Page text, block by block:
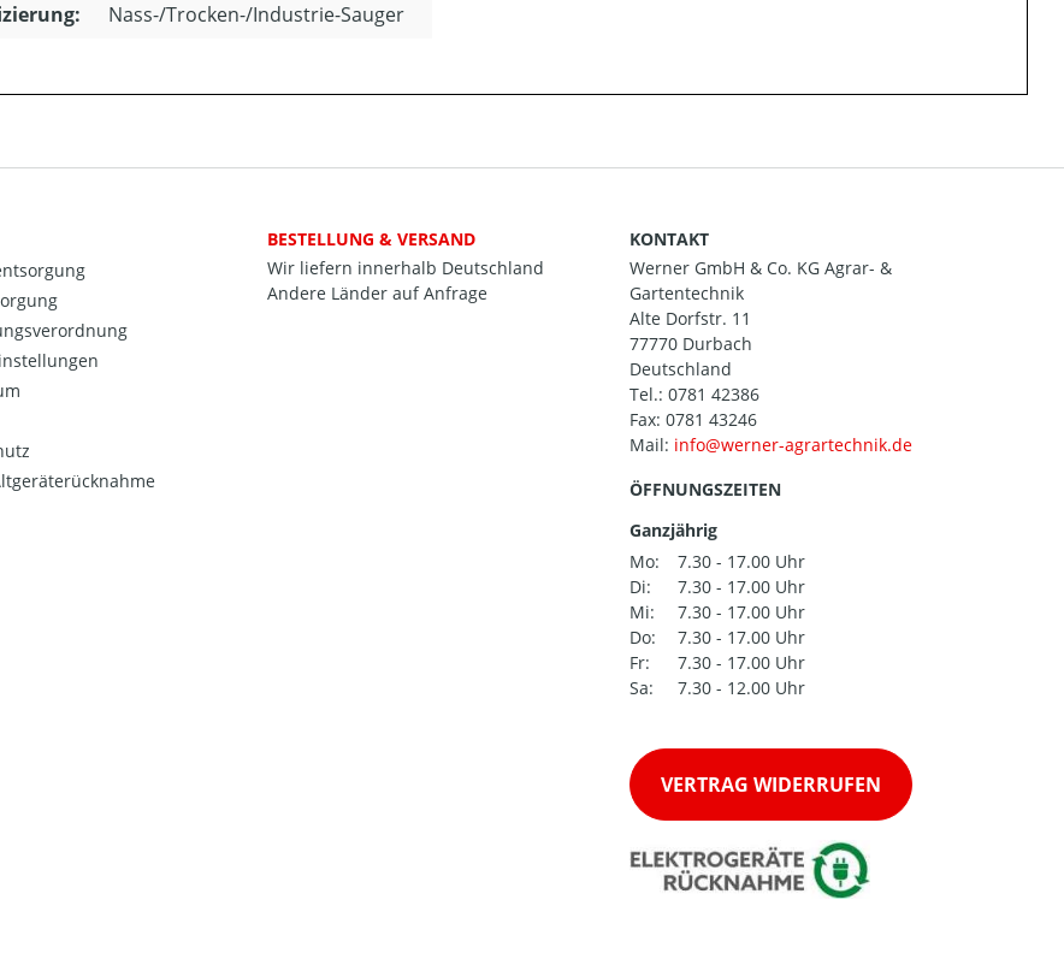
Nass-/Trocken-/Industrie-Sauger
BESTELLUNG & VERSAND
Wir liefern innerhalb Deutschland
Andere Länder auf Anfrage
KONTAKT
Werner GmbH & Co. KG Agrar- &
Gartentechnik
Alte Dorfstr. 11
77770 Durbach
Deutschland
Tel.: 0781 42386
Fax: 0781 43246
Mail:
ÖFFNUNGSZEITEN
Ganzjährig
Mo:
7.30 - 17.00 Uhr
Di:
7.30 - 17.00 Uhr
Mi:
7.30 - 17.00 Uhr
Do:
7.30 - 17.00 Uhr
Fr:
7.30 - 17.00 Uhr
Sa:
7.30 - 12.00 Uhr
VERTRAG WIDERRUFEN